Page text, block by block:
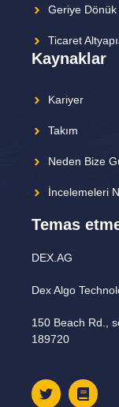
Geriye
Ticaret
Kaynaklar
Kariyer
Takım
Neden Bize
İncelemeleri
Temas
DEX.AG
Dex Algo
150 Beach Rd.,
189720